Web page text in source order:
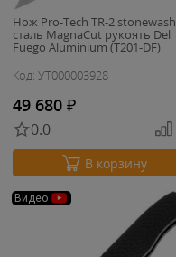
Нож Pro-Tech TR-2 stonewash
сталь MagnaCut рукоять Del
Fuego Aluminium (T201-DF)
Код: УТ000003928
49 680 ₽
0.0
В корзину
Видео